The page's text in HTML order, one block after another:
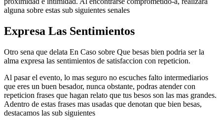
alguna sobre estas sub siguientes senales
Expresa Las Sentimientos
Otro sena que delata En Caso sobre Que besas bien podria ser la
alma expresa las sentimientos de satisfaccion con repeticion.
Al pasar el evento, lo mas seguro no escuches falto intermediarios
que eres un buen besador, nunca obstante, podras atender con
repeticion frases que hagan relato que tus besos son las mas grandes.
Adentro de estas frases mas usadas que denotan que bien besas,
destacamos las sub siguientes